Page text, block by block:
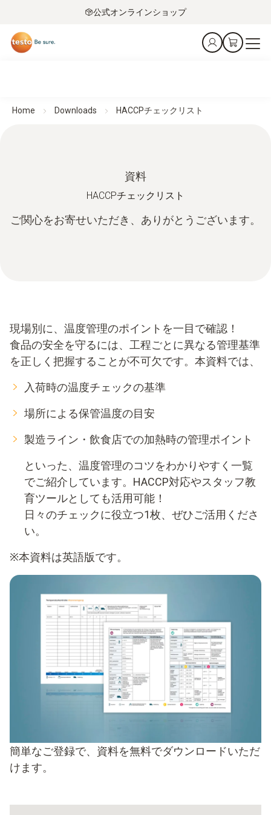
公式オンラインショップ
Home Downloads HACCPチェックリスト
資料
HACCPチェックリスト
ご関心をお寄せいただき、ありがとうございます。
現場別に、温度管理のポイントを一目で確認！
食品の安全を守るには、工程ごとに異なる管理基準
を正しく把握することが不可欠です。本資料では、
入荷時の温度チェックの基準
場所による保管温度の目安
製造ライン・飲食店での加熱時の管理ポイント
といった、温度管理のコツをわかりやすく一覧
でご紹介しています。HACCP対応やスタッフ教
育ツールとしても活用可能！
日々のチェックに役立つ1枚、ぜひご活用くださ
い。
※本資料は英語版です。
簡単なご登録で、資料を無料でダウンロードいただ
けます。